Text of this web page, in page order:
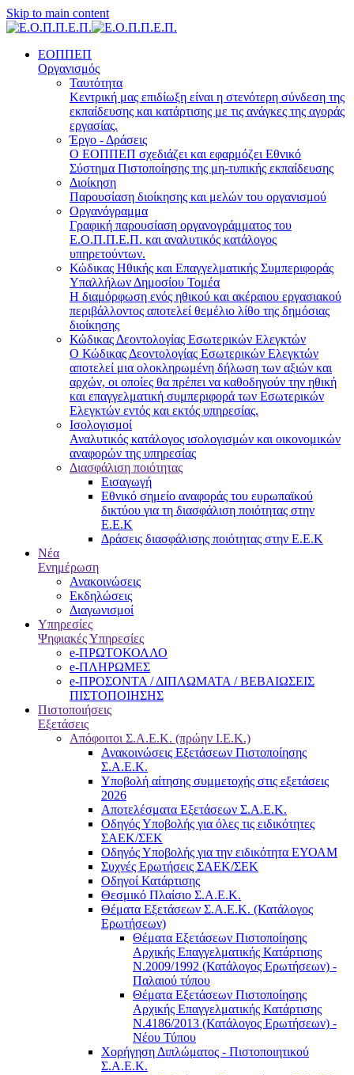
Skip to main content
ΕΟΠΠΕΠ
Οργανισμός
Ταυτότητα
Κεντρική μας επιδίωξη είναι η στενότερη σύνδεση της
εκπαίδευσης και κατάρτισης με τις ανάγκες της αγοράς
εργασίας.
Έργο - Δράσεις
Ο ΕΟΠΠΕΠ σχεδιάζει και εφαρμόζει Eθνικό
Σύστημα Πιστοποίησης της μη-τυπικής εκπαίδευσης
Διοίκηση
Παρουσίαση διοίκησης και μελών του οργανισμού
Οργανόγραμμα
Γραφική παρουσίαση οργανογράμματος του
Ε.Ο.Π.Π.Ε.Π. και αναλυτικός κατάλογος
υπηρετούντων.
Κώδικας Ηθικής και Επαγγελματικής Συμπεριφοράς
Υπαλλήλων Δημοσίου Τομέα
Η διαμόρφωση ενός ηθικού και ακέραιου εργασιακού
περιβάλλοντος αποτελεί θεμέλιο λίθο της δημόσιας
διοίκησης
Κώδικας Δεοντολογίας Εσωτερικών Ελεγκτών
Ο Κώδικας Δεοντολογίας Εσωτερικών Ελεγκτών
αποτελεί μια ολοκληρωμένη δήλωση των αξιών και
αρχών, οι οποίες θα πρέπει να καθοδηγούν την ηθική
και επαγγελματική συμπεριφορά των Εσωτερικών
Ελεγκτών εντός και εκτός υπηρεσίας.
Ισολογισμοί
Αναλυτικός κατάλογος ισολογισμών και οικονομικών
αναφορών της υπηρεσίας
Διασφάλιση ποιότητας
Εισαγωγή
Εθνικό σημείο αναφοράς του ευρωπαϊκού
δικτύου για τη διασφάλιση ποιότητας στην
Ε.Ε.Κ
Δράσεις διασφάλισης ποιότητας στην Ε.Ε.Κ
Νέα
Ενημέρωση
Ανακοινώσεις
Εκδηλώσεις
Διαγωνισμοί
Υπηρεσίες
Ψηφιακές Υπηρεσίες
e-ΠΡΩΤΟΚΟΛΛΟ
e-ΠΛΗΡΩΜΕΣ
e-ΠΡΟΣΟΝΤΑ / ΔΙΠΛΩΜΑΤΑ / ΒΕΒΑΙΩΣΕΙΣ
ΠΙΣΤΟΠΟΙΗΣΗΣ
Πιστοποιήσεις
Εξετάσεις
Απόφοιτοι Σ.Α.Ε.Κ. (πρώην Ι.Ε.Κ.)
Ανακοινώσεις Εξετάσεων Πιστοποίησης
Σ.Α.Ε.Κ.
Υποβολή αίτησης συμμετοχής στις εξετάσεις
2026
Αποτελέσματα Εξετάσεων Σ.Α.Ε.Κ.
Οδηγός Υποβολής για όλες τις ειδικότητες
ΣΑΕΚ/ΣΕΚ
Οδηγός Υποβολής για την ειδικότητα ΕΥΟΑΜ
Συχνές Ερωτήσεις ΣΑΕΚ/ΣΕΚ
Οδηγοί Κατάρτισης
Θεσμικό Πλαίσιο Σ.Α.Ε.Κ.
Θέματα Εξετάσεων Σ.Α.Ε.Κ. (Κατάλογος
Ερωτήσεων)
Θέματα Εξετάσεων Πιστοποίησης
Αρχικής Επαγγελματικής Κατάρτισης
Ν.2009/1992 (Κατάλογος Ερωτήσεων) -
Παλαιού τύπου
Θέματα Εξετάσεων Πιστοποίησης
Αρχικής Επαγγελματικής Κατάρτισης
Ν.4186/2013 (Κατάλογος Ερωτήσεων) -
Νέου Τύπου
Χορήγηση Διπλώματος - Πιστοποιητικού
Σ.Α.Ε.Κ.